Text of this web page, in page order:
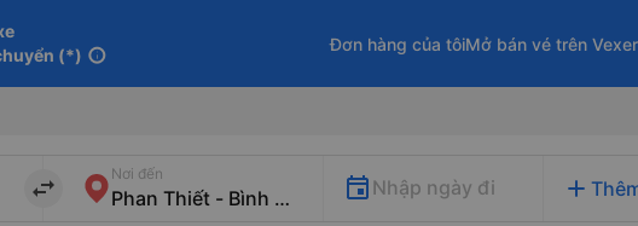
(*) info
Đơn hàng của tôiMở bán vé trên
import_export
Nơi đến
Nhập ngày đi add